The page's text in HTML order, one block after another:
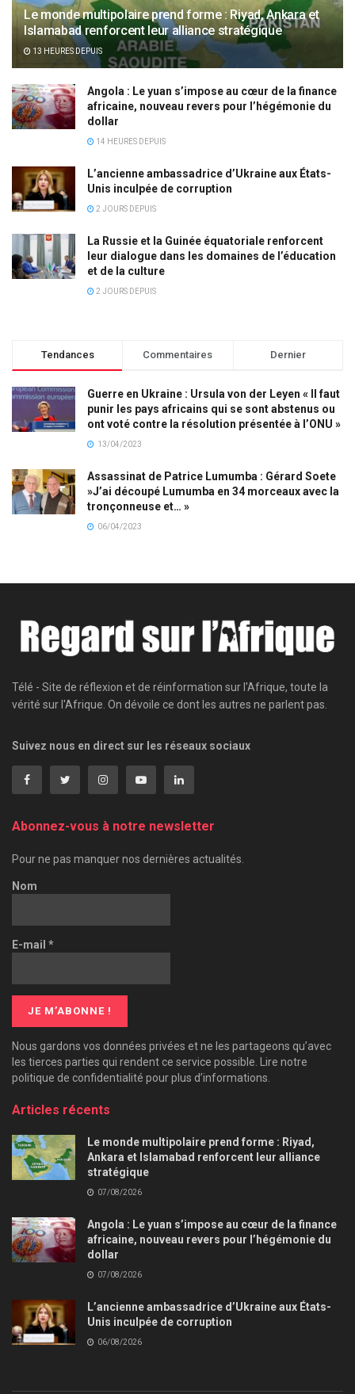
Le monde multipolaire prend forme : Riyad, Ankara et
Islamabad renforcent leur alliance stratégique
13 HEURES DEPUIS
Angola : Le yuan s’impose au cœur de la finance
africaine, nouveau revers pour l’hégémonie du
dollar
14 HEURES DEPUIS
L’ancienne ambassadrice d’Ukraine aux États-
Unis inculpée de corruption
2 JOURS DEPUIS
La Russie et la Guinée équatoriale renforcent
leur dialogue dans les domaines de l’éducation
et de la culture
2 JOURS DEPUIS
Tendances Commentaires Dernier
Guerre en Ukraine : Ursula von der Leyen « Il faut
punir les pays africains qui se sont abstenus ou
ont voté contre la résolution présentée à l’ONU »
13/04/2023
Assassinat de Patrice Lumumba : Gérard Soete
»J’ai découpé Lumumba en 34 morceaux avec la
tronçonneuse et… »
06/04/2023
Télé - Site de réflexion et de réinformation sur l'Afrique, toute la
vérité sur l'Afrique. On dévoile ce dont les autres ne parlent pas.
Suivez nous en direct sur les réseaux sociaux
Abonnez-vous à notre newsletter
Pour ne pas manquer nos dernières actualités.
Nom
E-mail *
Nous gardons vos données privées et ne les partageons qu’avec
les tierces parties qui rendent ce service possible. Lire notre
politique de confidentialité pour plus d’informations.
Articles récents
Le monde multipolaire prend forme : Riyad,
Ankara et Islamabad renforcent leur alliance
stratégique
07/08/2026
Angola : Le yuan s’impose au cœur de la finance
africaine, nouveau revers pour l’hégémonie du
dollar
07/08/2026
L’ancienne ambassadrice d’Ukraine aux États-
Unis inculpée de corruption
06/08/2026